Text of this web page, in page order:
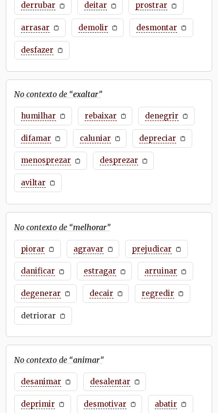
derrubar deitar prostrar
arrasar demolir desmontar
desfazer
No contexto de “exaltar”
humilhar rebaixar denegrir
difamar caluniar depreciar
menosprezar desprezar
aviltar
No contexto de “melhorar”
piorar agravar prejudicar
danificar estragar arruinar
degenerar decair regredir
detriorar
No contexto de “animar”
desanimar desalentar
deprimir desmotivar abatir